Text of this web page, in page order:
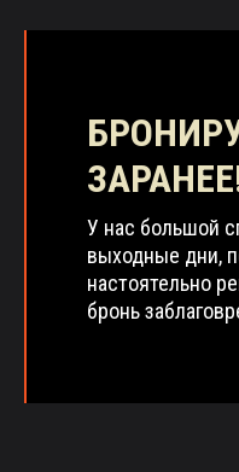
У нас большой
выходные дни,
настоятельно
бронь